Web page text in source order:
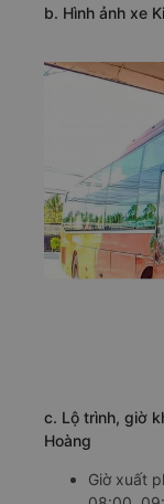
b. Hình ảnh xe
c. Lộ trình, giờ
Hoàng
Giờ xuất